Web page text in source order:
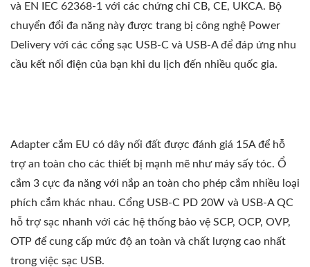
và EN IEC 62368-1 với các chứng chỉ CB, CE, UKCA. Bộ
chuyển đổi đa năng này được trang bị công nghệ Power
Delivery với các cổng sạc USB-C và USB-A để đáp ứng nhu
cầu kết nối điện của bạn khi du lịch đến nhiều quốc gia.
Adapter cắm EU có dây nối đất được đánh giá 15A để hỗ
trợ an toàn cho các thiết bị mạnh mẽ như máy sấy tóc. Ổ
cắm 3 cực đa năng với nắp an toàn cho phép cắm nhiều loại
phích cắm khác nhau. Cổng USB-C PD 20W và USB-A QC
hỗ trợ sạc nhanh với các hệ thống bảo vệ SCP, OCP, OVP,
OTP để cung cấp mức độ an toàn và chất lượng cao nhất
trong việc sạc USB.